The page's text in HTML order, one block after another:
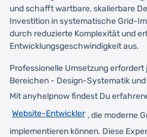
und schafft wartbare, skalierbare
Investition in systematische Grid-
durch reduzierte Komplexität und
Entwicklungsgeschwindigkeit aus.
Professionelle Umsetzung
Bereichen - Design-Systematik
Mit anyhelpnow findest Du
Website-Entwickler , die moderne
implementieren können. Diese